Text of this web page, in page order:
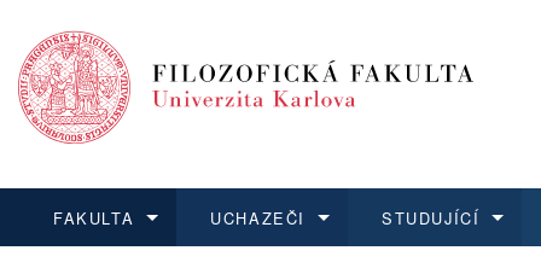
FAKULTA UCHAZEČI STUDUJÍCÍ